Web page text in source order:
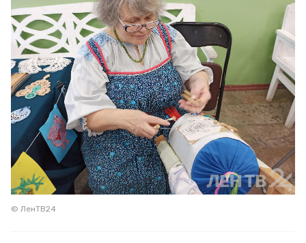
© ЛенТВ24